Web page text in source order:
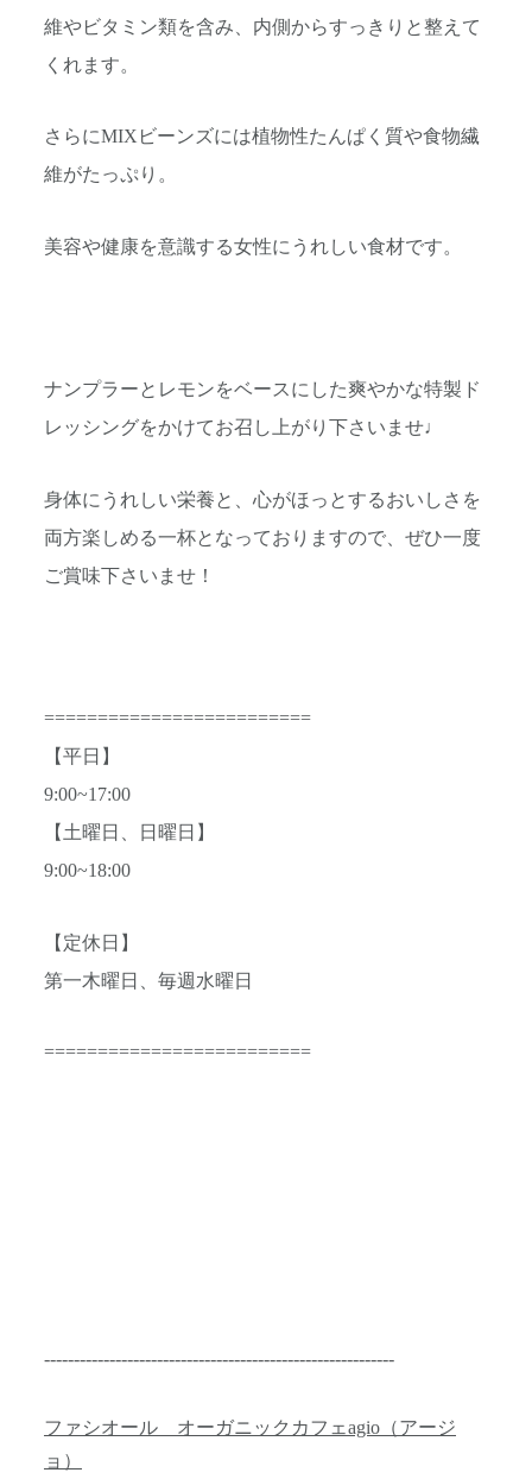
維やビタミン類を含み、内側からすっきりと整えて
くれます。
さらにMIXビーンズには植物性たんぱく質や食物繊
維がたっぷり。
美容や健康を意識する女性にうれしい食材です。
ナンプラーとレモンをベースにした爽やかな特製ド
レッシングをかけてお召し上がり下さいませ♩
身体にうれしい栄養と、心がほっとするおいしさを
両方楽しめる一杯となっておりますので、ぜひ一度
ご賞味下さいませ！
=========================
【平日】
9:00~17:00
【土曜日、日曜日】
9:00~18:00
【定休日】
第一木曜日、毎週水曜日
=========================
-----------------------------------------------------------
ファシオール オーガニックカフェagio（アージ
ョ）